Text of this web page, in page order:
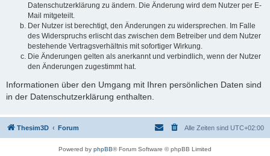
Datenschutzerklärung zu ändern. Die Änderung wird dem Nutzer per E-
Mail mitgeteilt.
Der Nutzer ist berechtigt, den Änderungen zu widersprechen. Im Falle
des Widerspruchs erlischt das zwischen dem Betreiber und dem Nutzer
bestehende Vertragsverhältnis mit sofortiger Wirkung.
Die Änderungen gelten als anerkannt und verbindlich, wenn der Nutzer
den Änderungen zugestimmt hat.
Informationen über den Umgang mit Ihren persönlichen Daten sind
in der Datenschutzerklärung enthalten.
Thesim3D Forum Alle Zeiten sind UTC+02:00
Powered by phpBB® Forum Software © phpBB Limited